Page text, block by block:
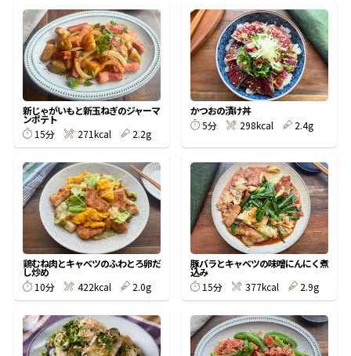
楽チン屋® ストレートつゆ
新鮮一番 『氷熟®』
かつおだしが決め手！簡単茶碗蒸し
新じゃがいもと新玉ねぎのジャーマ
ンポテト
15分
271kcal 2.2g
かつおの漬け丼
5分
298kcal 2.4g
鶏むね肉とキャベツのふわとろ卵だ
し炒め
10分
422kcal 2.0g
豚バラとキャベツの味噌にんにく煮
込み
15分
377kcal 2.9g